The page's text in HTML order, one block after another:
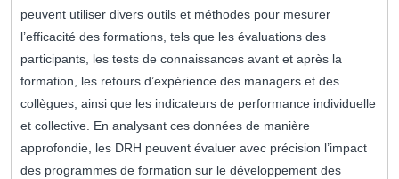
peuvent utiliser divers outils et méthodes pour mesurer
l’efficacité des formations, tels que les évaluations des
participants, les tests de connaissances avant et après la
formation, les retours d’expérience des managers et des
collègues, ainsi que les indicateurs de performance individuelle
et collective. En analysant ces données de manière
approfondie, les DRH peuvent évaluer avec précision l’impact
des programmes de formation sur le développement des